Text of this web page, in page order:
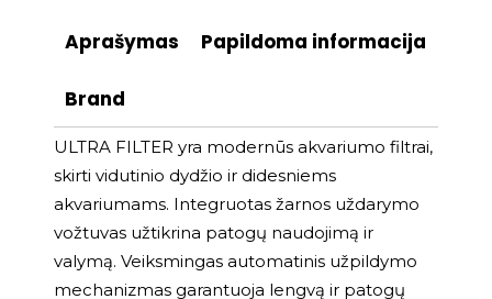
Aprašymas Papildoma informacija
Brand
ULTRA FILTER yra modernūs akvariumo filtrai,
skirti vidutinio dydžio ir didesniems
akvariumams. Integruotas žarnos uždarymo
vožtuvas užtikrina patogų naudojimą ir
valymą. Veiksmingas automatinis užpildymo
mechanizmas garantuoja lengvą ir patogų